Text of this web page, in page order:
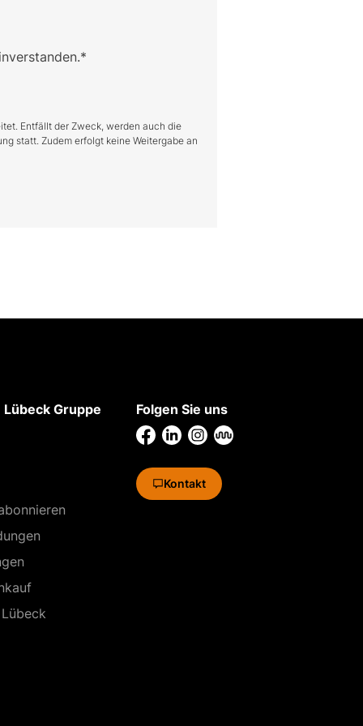
Entfällt der Zweck, werden auch die
statt. Zudem erfolgt keine Weitergabe an
Gruppe Folgen Sie uns
Kontakt